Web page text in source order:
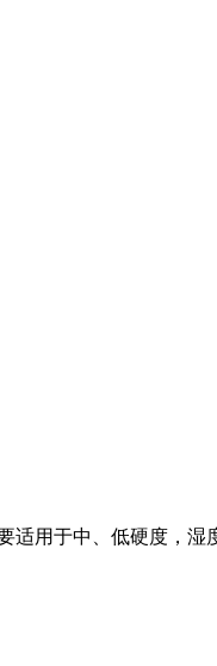
用于中、低硬度，